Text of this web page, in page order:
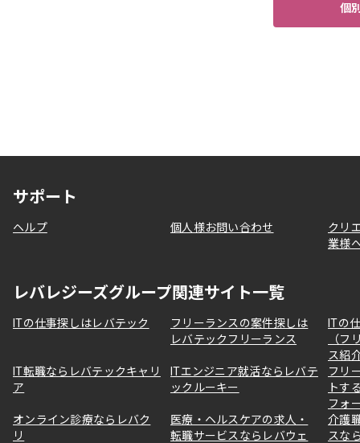
個
サポート
ヘルプ 個人様お問い合わせ
クリ
業様
レバレジーズグループ関連サイト一覧
ITの仕事探しはレバテック
フリーランスの案件探しは
レバテックフリーランス
ITの
（フ
ス紹
IT転職ならレバテックキャリ
ア
ITエンジニア就活ならレバテ
ックルーキー
フリ
トす
フォ
オンライン診療ならレバク
リ
医療・ヘルスケアの求人・
転職サービスならレバウェ
介護
スな